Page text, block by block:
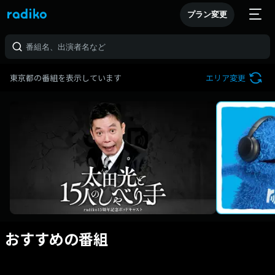
プラン変更
東京都の番組を表示しています エリア変更
おすすめの番組